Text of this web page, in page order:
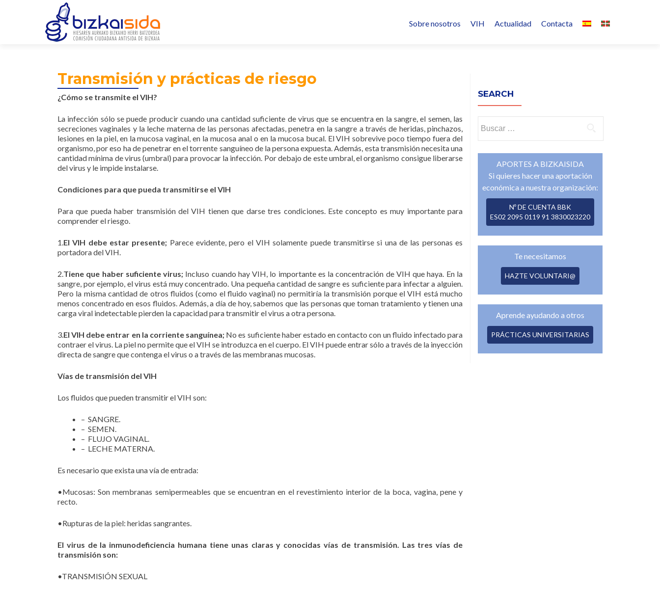
al
Sobre nosotros VIH Actualidad Contacta
Transmisión y prácticas de riesgo
¿Cómo se transmite el VIH?
La infección sólo se puede producir cuando una cantidad suficiente de virus que se encuentra en la sangre, el semen, las
secreciones vaginales y la leche materna de las personas afectadas, penetra en la sangre a través de heridas, pinchazos,
lesiones en la piel, en la mucosa vaginal, en la mucosa anal o en la mucosa bucal. El VIH sobrevive poco tiempo fuera del
organismo, por eso ha de penetrar en el torrente sanguíneo de la persona expuesta. Además, esta transmisión necesita una
cantidad mínima de virus (umbral) para provocar la infección. Por debajo de este umbral, el organismo consigue liberarse
del virus y le impide instalarse.
Condiciones para que pueda transmitirse el VIH
Para que pueda haber transmisión del VIH tienen que darse tres condiciones. Este concepto es muy importante para
comprender el riesgo.
1.El VIH debe estar presente; Parece evidente, pero el VIH solamente puede transmitirse si una de las personas es
portadora del VIH.
2.Tiene que haber suficiente virus; Incluso cuando hay VIH, lo importante es la concentración de VIH que haya. En la
sangre, por ejemplo, el virus está muy concentrado. Una pequeña cantidad de sangre es suficiente para infectar a alguien.
Pero la misma cantidad de otros fluidos (como el fluido vaginal) no permitiría la transmisión porque el VIH está mucho
menos concentrado en esos fluidos. Además, a día de hoy, sabemos que las personas que toman tratamiento y tienen una
carga viral indetectable pierden la capacidad para transmitir el virus a otra persona.
3.El VIH debe entrar en la corriente sanguínea; No es suficiente haber estado en contacto con un fluido infectado para
contraer el virus. La piel no permite que el VIH se introduzca en el cuerpo. El VIH puede entrar sólo a través de la inyección
directa de sangre que contenga el virus o a través de las membranas mucosas.
Vías de transmisión del VIH
Los fluidos que pueden transmitir el VIH son:
– SANGRE.
– SEMEN.
– FLUJO VAGINAL.
– LECHE MATERNA.
Es necesario que exista una vía de entrada:
•Mucosas: Son membranas semipermeables que se encuentran en el revestimiento interior de la boca, vagina, pene y
recto.
•Rupturas de la piel: heridas sangrantes.
El virus de la inmunodeficiencia humana tiene unas claras y conocidas vías de transmisión. Las tres vías de
transmisión son:
•TRANSMISIÓN SEXUAL
SEARCH
APORTES A BIZKAISIDA
Si quieres hacer una aportación
económica a nuestra organización:
Nº DE CUENTA BBK
ES02 2095 0119 91 3830023220
Te necesitamos
HAZTE VOLUNTARI@
Aprende ayudando a otros
PRÁCTICAS UNIVERSITARIAS